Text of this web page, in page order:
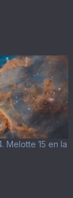
Melotte 15 en la